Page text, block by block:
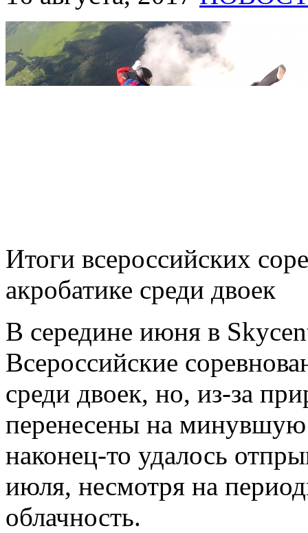
Итоги всероссийских
акробатике среди двоек
В середине июня в
Всероссийские
среди двоек, но, из-за
перенесены на
наконец-то удалось
июля, несмотря на
облачность.